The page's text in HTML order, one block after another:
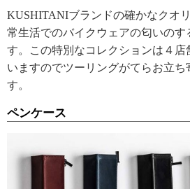
KUSHITANIブランドの確かなクオ
常生活でのバイクウェアの匂いのす
す。この特別なコレクションは４店
いますのでツーリングがてらお立ち
す。
ペンケース